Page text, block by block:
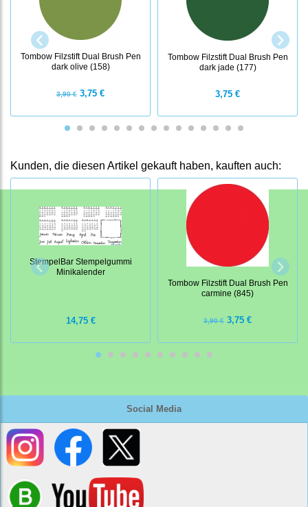
Social Media
Tombow Filzstift Dual Brush Pen
dark olive (158)
3,90 € 3,75 €
Tombow Filzstift Dual Brush Pen
dark jade (177)
3,75 €
Kunden, die diesen Artikel gekauft haben, kauften auch:
StempelBar Stempelgummi
Minikalender
14,75 €
Tombow Filzstift Dual Brush Pen
carmine (845)
3,90 € 3,75 €